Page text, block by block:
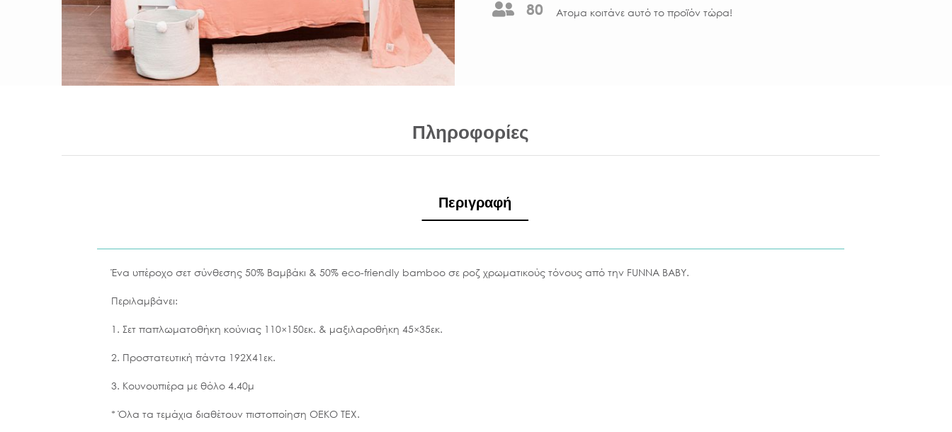
80 Aτομα κοιτάνε αυτό το προϊόν τώρα!
Πληροφορίες
Περιγραφή
Ένα υπέροχο σετ σύνθεσης 50% Βαμβάκι & 50% eco-friendly bamboo σε ροζ χρωματικούς τόνους από την FUNNA BABY.
Περιλαμβάνει:
1. Σετ παπλωματοθήκη κούνιας 110×150εκ. & μαξιλαροθήκη 45×35εκ.
2. Προστατευτική πάντα 192X41εκ.
3. Κουνουπιέρα με θόλο 4.40μ
* Όλα τα τεμάχια διαθέτουν πιστοποίηση OEKO TEX.